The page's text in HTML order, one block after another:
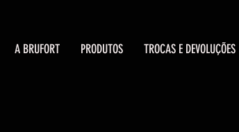
A BRUFORT PRODUTOS TROCAS E DEVOLUÇÕES